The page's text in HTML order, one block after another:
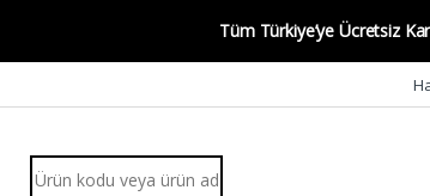
Tüm Türkiye’ye Ücretsiz
Search for: